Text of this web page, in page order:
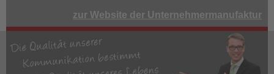
zur Website der Unternehmermanufaktur